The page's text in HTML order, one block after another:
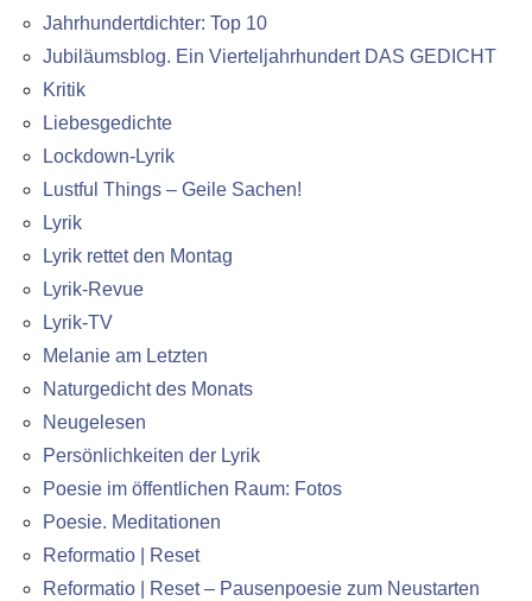
Jahrhundertdichter: Top 10
Jubiläumsblog. Ein Vierteljahrhundert DAS GEDICHT
Kritik
Liebesgedichte
Lockdown-Lyrik
Lustful Things – Geile Sachen!
Lyrik
Lyrik rettet den Montag
Lyrik-Revue
Lyrik-TV
Melanie am Letzten
Naturgedicht des Monats
Neugelesen
Persönlichkeiten der Lyrik
Poesie im öffentlichen Raum: Fotos
Poesie. Meditationen
Reformatio | Reset
Reformatio | Reset – Pausenpoesie zum Neustarten